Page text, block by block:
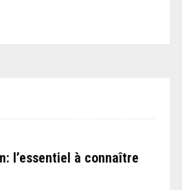
l’essentiel à connaître